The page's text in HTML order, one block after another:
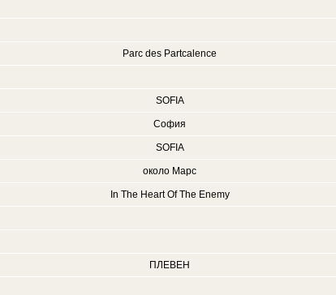
Parc des Partcalence
SOFIA
София
SOFIA
около Марс
In The Heart Of The Enemy
ПЛЕВЕН